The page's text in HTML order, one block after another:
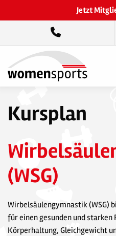
Jetzt
Kursplan
(WSG)
Wirbelsäulengymnastik (WSG)
für einen gesunden und starken
Körperhaltung, Gleichgewicht